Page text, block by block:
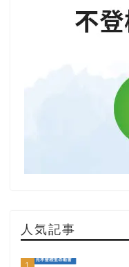
人気記事
1